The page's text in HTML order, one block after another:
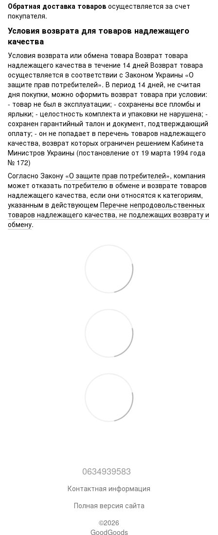
Обратная доставка товаров осуществляется за счет
покупателя.
Условия возврата для товаров надлежащего
качества
Условия возврата или обмена товара Возврат товара
надлежащего качества в течение 14 дней Возврат товара
осуществляется в соответствии с Законом Украины «О
защите прав потребителей». В период 14 дней, не считая
дня покупки, можно оформить возврат товара при условии:
- товар не был в эксплуатации; - сохранены все пломбы и
ярлыки; - целостность комплекта и упаковки не нарушена; -
сохранен гарантийный талон и документ, подтверждающий
оплату; - он не попадает в перечень товаров надлежащего
качества, возврат которых ограничен решением Кабинета
Министров Украины (постановление от 19 марта 1994 года
№ 172)
Согласно Закону «О защите прав потребителей», компания
может отказать потребителю в обмене и возврате товаров
надлежащего качества, если они относятся к категориям,
указанным в действующем Перечне непродовольственных
товаров надлежащего качества, не подлежащих возврату и
обмену.
0634939583
Контактная информация
Полная версия сайта
©2026
GoodGoods